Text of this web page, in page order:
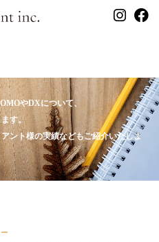
やDXについて、
す。
ント様の実績などもご紹介いたしま